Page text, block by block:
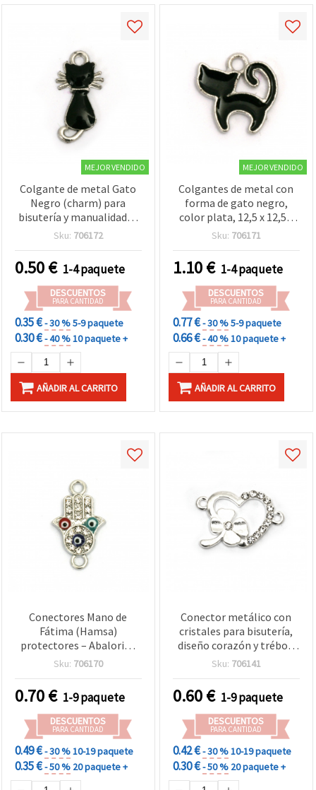
MEJOR VENDIDO
Colgante de metal Gato
Negro (charm) para
bisutería y manualidades
DIY, color plata, 22x11x2
Sku: 706172
0.50€ 1-4 paquete
DESCUENTOS
PARA CANTIDAD
0.35 €- 30 %5-9 paquete
0.30 €- 40 %10 paquete +
AÑADIR AL CARRITO
MEJOR VENDIDO
Colgantes de metal con
forma de gato negro,
color plata, 12,5 x 12,5 x
1,5 mm, agujero 1,5 mm,
decoración, pack de 5
Sku: 706171
1.10€ 1-4 paquete
DESCUENTOS
PARA CANTIDAD
0.77 €- 30 %5-9 paquete
0.66 €- 40 %10 paquete +
AÑADIR AL CARRITO
Conectores Mano de
Fátima (Hamsa)
protectores – Abalorios
de metal tono plata con
mm, agujero 1,5 mm – 2
uds para bisutería y
manualidades DIY
Sku: 706170
0.70€ 1-9 paquete
DESCUENTOS
PARA CANTIDAD
0.49 €- 30 %10-19 paquete
0.35 €- 50 % 20 paquete +
Conector metálico con
cristales para bisutería,
diseño corazón y trébol,
color plata, 25x16x2,5
Sku: 706141
0.60€ 1-9 paquete
DESCUENTOS
PARA CANTIDAD
0.42 €- 30 %10-19 paquete
0.30 €- 50 % 20 paquete +